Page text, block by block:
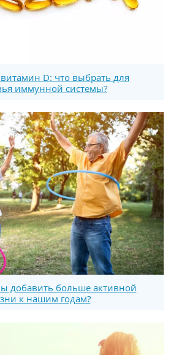
D: что выбрать для
иммунной системы?
добавить больше активной
к нашим годам?